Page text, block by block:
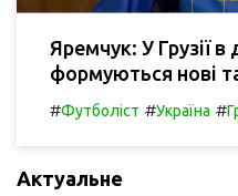
Яремчук: У Грузії
формуються нові
#Футболіст #Україна #
Актуальне